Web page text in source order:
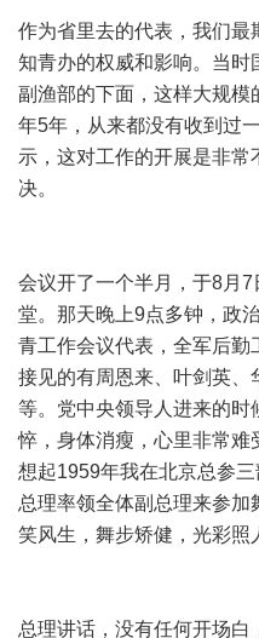
作为省里去的代表，我们最
知青办的权威和影响。当
副渔部的下面，这样大规
年5年，从来都没有收到过
示，这对工作的开展是非
决。
会议开了一个半月，于8月
堂。那天晚上9点多钟，政
青工作会议代表，全军后勤
接见的有周恩来、叶剑英、
等。党中央领导人进来的
悴，身体消瘦，心里非常难
想起1959年我在北京总参
总理率领全体副总理来参
笑风生，舞步矫健，光彩照
总理讲话，没有任何开场